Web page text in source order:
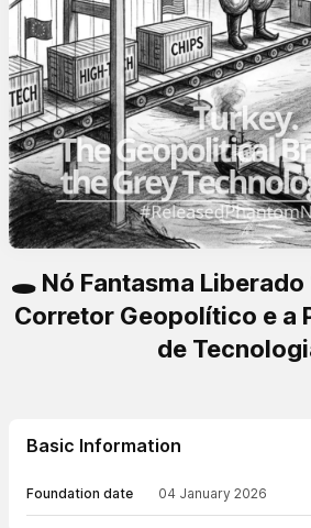
🕳️ Nó Fantasma Liberado
Corretor Geopolítico e a
de
Basic Information
Foundation date 04 January 2026